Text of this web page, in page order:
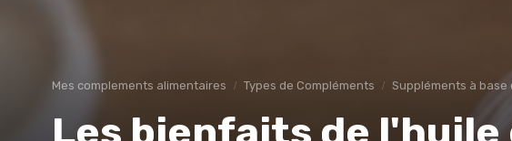
Mes complements alimentaires Types de Compléments Suppléments à base